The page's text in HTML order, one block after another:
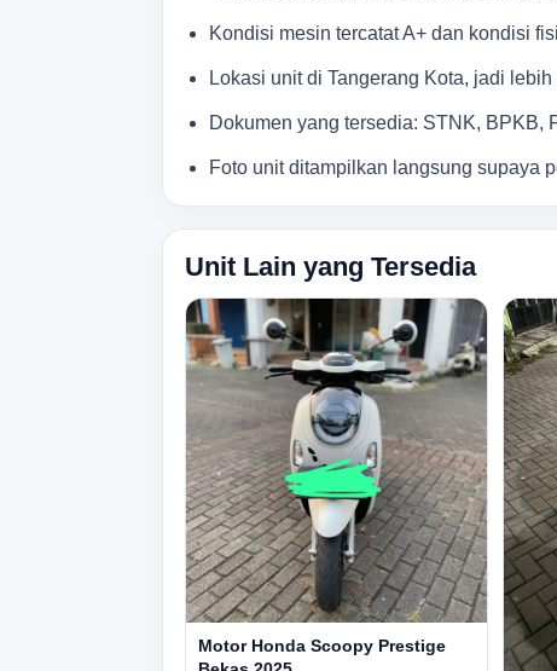
Kondisi mesin tercatat A+ dan kondisi
Lokasi unit di Tangerang Kota, jadi
Dokumen yang tersedia: STNK, BPKB,
Foto unit ditampilkan langsung supaya
Unit Lain yang Tersedia
Motor Honda Scoopy Prestige